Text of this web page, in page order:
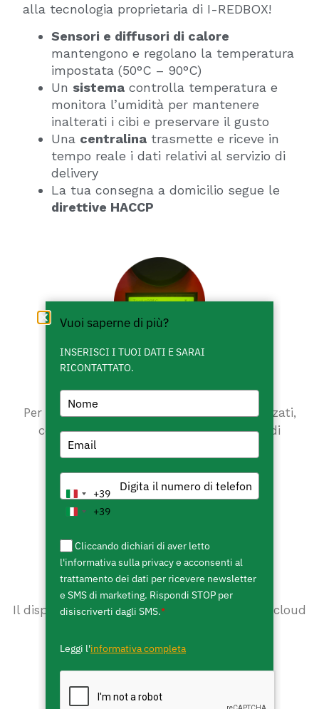
alla tecnologia proprietaria di I-REDBOX!
Sensori e diffusori di calore
mantengono e regolano la temperatura
impostata (50°C – 90°C)
Un sistema controlla temperatura e
monitora l’umidità per mantenere
inalterati i cibi e preservare il gusto
Una centralina trasmette e riceve in
tempo reale i dati relativi al servizio di
delivery
La tua consegna a domicilio segue le
direttive HACCP
Per selezionare set predefiniti o personalizzati,
controllare il segnale, la batteria e i gradi
Antenna
Il dispositivo principale che comunica con il cloud
Vuoi saperne di più?
INSERISCI I TUOI DATI E SARAI
RICONTATTATO.
Italy +39
+39
Italy +39
+39
Cliccando dichiari di aver letto
l'informativa sulla privacy e acconsenti al
trattamento dei dati per ricevere newsletter
e SMS di marketing. Rispondi STOP per
disiscriverti dagli SMS.*
Leggi l'informativa completa